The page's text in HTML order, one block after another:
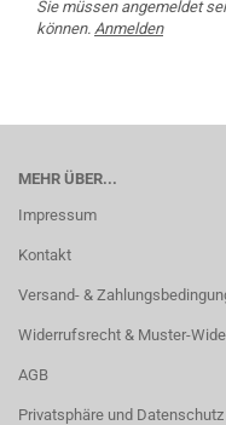
Sie müssen angemeldet
können. Anmelden
MEHR ÜBER...
Impressum
Kontakt
Versand- &
Widerrufsrecht & Muster-
AGB
Privatsphäre und Datenschutz